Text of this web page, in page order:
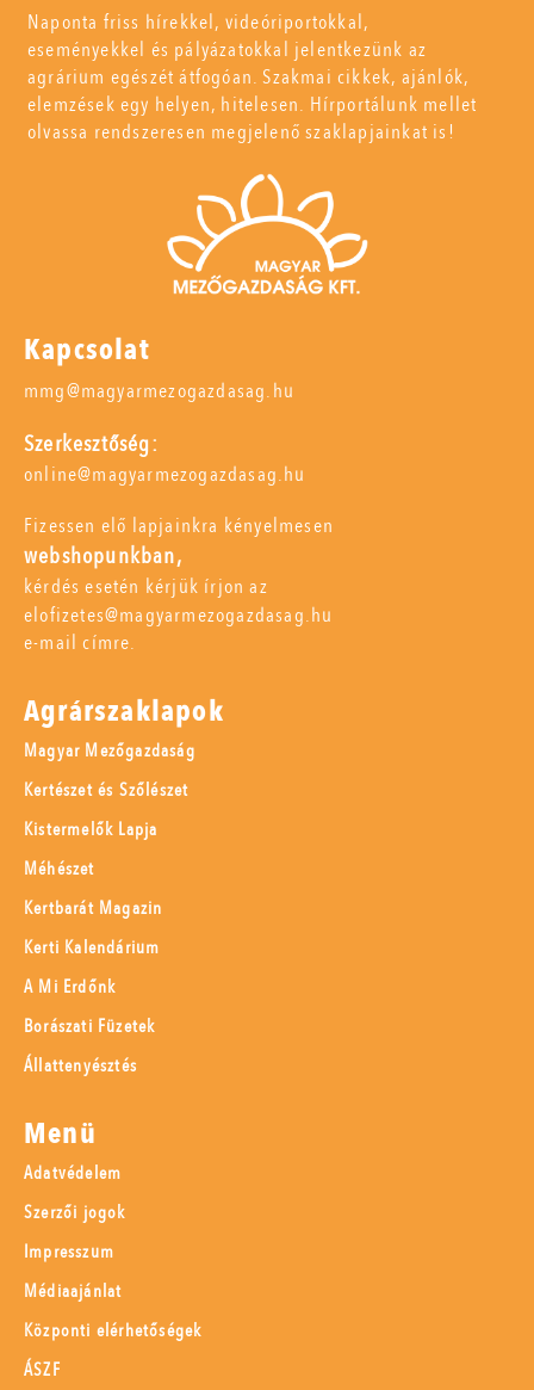
Naponta friss hírekkel, videóriportokkal,
eseményekkel és pályázatokkal jelentkezünk az
agrárium egészét átfogóan. Szakmai cikkek, ajánlók,
elemzések egy helyen, hitelesen. Hírportálunk mellet
olvassa rendszeresen megjelenő szaklapjainkat is!
Kapcsolat
mmg@magyarmezogazdasag.hu
Szerkesztőség:
online@magyarmezogazdasag.hu
Fizessen elő lapjainkra kényelmesen
webshopunkban,
kérdés esetén kérjük írjon az
elofizetes@magyarmezogazdasag.hu
e-mail címre.
Agrárszaklapok
Magyar Mezőgazdaság
Kertészet és Szőlészet
Kistermelők Lapja
Méhészet
Kertbarát Magazin
Kerti Kalendárium
A Mi Erdőnk
Borászati Füzetek
Állattenyésztés
Menü
Adatvédelem
Szerzői jogok
Impresszum
Médiaajánlat
Központi elérhetőségek
ÁSZF